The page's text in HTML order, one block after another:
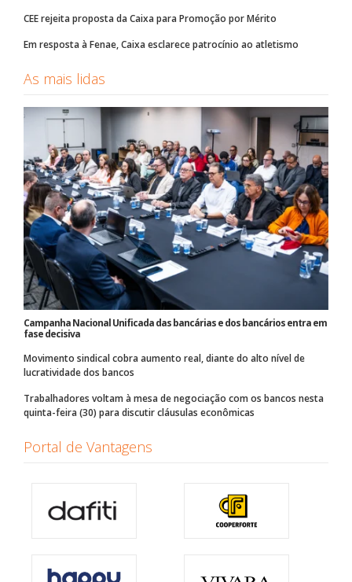
CEE rejeita proposta da Caixa para Promoção por Mérito
Em resposta à Fenae, Caixa esclarece patrocínio ao atletismo
As mais lidas
Campanha Nacional Unificada das bancárias e dos bancários entra em
fase decisiva
Movimento sindical cobra aumento real, diante do alto nível de
lucratividade dos bancos
Trabalhadores voltam à mesa de negociação com os bancos nesta
quinta-feira (30) para discutir cláusulas econômicas
Portal de Vantagens